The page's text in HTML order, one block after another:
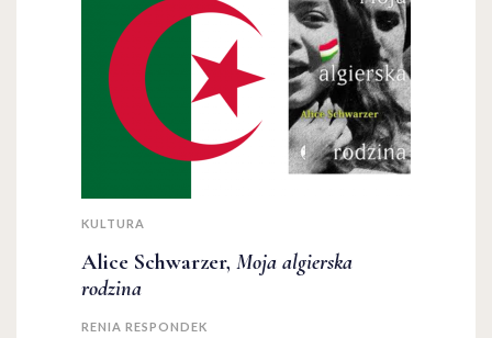
KULTURA
Alice Schwarzer, Moja algierska
rodzina
RENIA RESPONDEK